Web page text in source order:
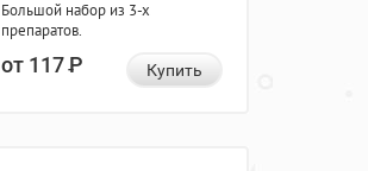
Большой набор из 3-х
препаратов.
от 117Р Купить